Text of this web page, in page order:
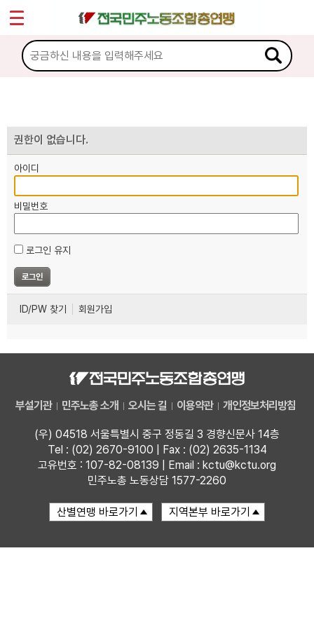
권한이 없습니다.
아이디
비밀번호
로그인 유지
ID/PW 찾기 회원가입
부설기관 민주노총 소개 오시는 길 이용약관 개인정보처리방침
(우) 04518 서울특별시 중구 정동길 3 경향신문사 14층
Tel : (02) 2670-9100 | Fax : (02) 2635-1134
고유번호 : 107-82-08139 | Email : kctu@kctu.org
민주노총 노동상담 1577-2260
마이페이지
소개
노동상담
자료
부설기관
업무